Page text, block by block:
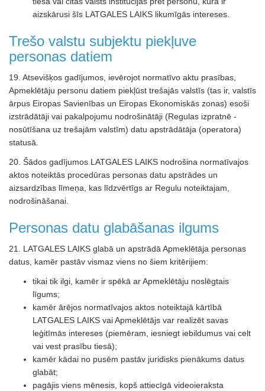
aizskārusi šīs LATGALES LAIKS likumīgās intereses.
Trešo valstu subjektu piekļuve
personas datiem
19. Atsevišķos gadījumos, ievērojot normatīvo aktu prasības,
Apmeklētāju personu datiem piekļūst trešajās valstīs (tas ir, valstīs
ārpus Eiropas Savienības un Eiropas Ekonomiskās zonas) esoši
izstrādātāji vai pakalpojumu nodrošinātāji (Regulas izpratnē -
nosūtīšana uz trešajām valstīm) datu apstrādātāja (operatora)
statusā.
20. Šādos gadījumos LATGALES LAIKS nodrošina normatīvajos
aktos noteiktās procedūras personas datu apstrādes un
aizsardzības līmeņa, kas līdzvērtīgs ar Regulu noteiktajam,
nodrošināšanai.
Personas datu glabāšanas ilgums
21. LATGALES LAIKS glabā un apstrādā Apmeklētāja personas
datus, kamēr pastāv vismaz viens no šiem kritērijiem:
tikai tik ilgi, kamēr ir spēkā ar Apmeklētāju noslēgtais
līgums;
kamēr ārējos normatīvajos aktos noteiktajā kārtībā
LATGALES LAIKS vai Apmeklētājs var realizēt savas
leģitīmās intereses (piemēram, iesniegt iebildumus vai celt
vai vest prasību tiesā);
kamēr kādai no pusēm pastāv juridisks pienākums datus
glabāt;
pagājis viens mēnesis, kopš attiecīgā videoieraksta